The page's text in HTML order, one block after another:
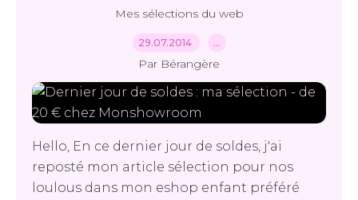
Mes sélections du web
29.07.2014 …
Par Bérangère
Hello, En ce dernier jour de soldes, j'ai
reposté mon article sélection pour nos
loulous dans mon eshop enfant préféré